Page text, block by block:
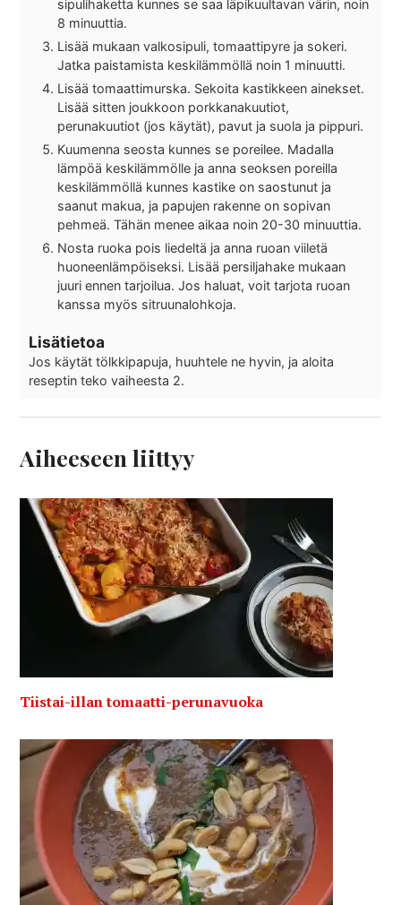
sipulihaketta kunnes se saa läpikuultavan värin, noin
8 minuuttia.
Lisää mukaan valkosipuli, tomaattipyre ja sokeri.
Jatka paistamista keskilämmöllä noin 1 minuutti.
Lisää tomaattimurska. Sekoita kastikkeen ainekset.
Lisää sitten joukkoon porkkanakuutiot,
perunakuutiot (jos käytät), pavut ja suola ja pippuri.
Kuumenna seosta kunnes se poreilee. Madalla
lämpöä keskilämmölle ja anna seoksen poreilla
keskilämmöllä kunnes kastike on saostunut ja
saanut makua, ja papujen rakenne on sopivan
pehmeä. Tähän menee aikaa noin 20-30 minuuttia.
Nosta ruoka pois liedeltä ja anna ruoan viiletä
huoneenlämpöiseksi. Lisää persiljahake mukaan
juuri ennen tarjoilua. Jos haluat, voit tarjota ruoan
kanssa myös sitruunalohkoja.
Lisätietoa
Jos käytät tölkkipapuja, huuhtele ne hyvin, ja aloita
reseptin teko vaiheesta 2.
Aiheeseen liittyy
Tiistai-illan tomaatti-perunavuoka